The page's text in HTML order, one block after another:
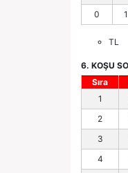
0
TL
6. KOŞU
Sıra
1
2
3
4